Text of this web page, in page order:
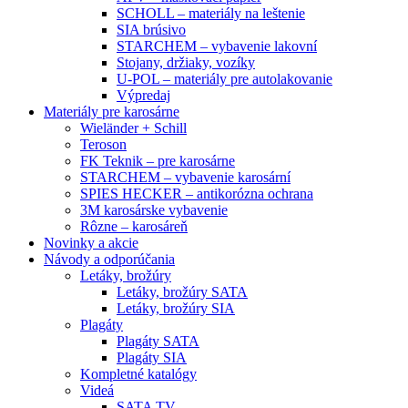
SCHOLL – materiály na leštenie
SIA brúsivo
STARCHEM – vybavenie lakovní
Stojany, držiaky, vozíky
U-POL – materiály pre autolakovanie
Výpredaj
Materiály pre karosárne
Wieländer + Schill
Teroson
FK Teknik – pre karosárne
STARCHEM – vybavenie karosární
SPIES HECKER – antikorózna ochrana
3M karosárske vybavenie
Rôzne – karosáreň
Novinky a akcie
Návody a odporúčania
Letáky, brožúry
Letáky, brožúry SATA
Letáky, brožúry SIA
Plagáty
Plagáty SATA
Plagáty SIA
Kompletné katalógy
Videá